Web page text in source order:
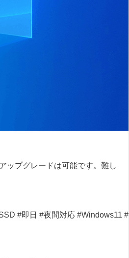
ップグレードは可能です。難し
#即日 #夜間対応 #Windows11 #